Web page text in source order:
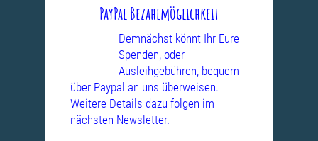
PayPal Bezahlmöglichkeit
Demnächst könnt Ihr Eure
Spenden, oder
Ausleihgebühren, bequem
über Paypal an uns überweisen.
Weitere Details dazu folgen im
nächsten Newsletter.